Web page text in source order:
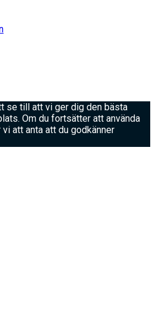
se till att vi ger dig den bästa
Om du fortsätter att använda
att anta att du godkänner